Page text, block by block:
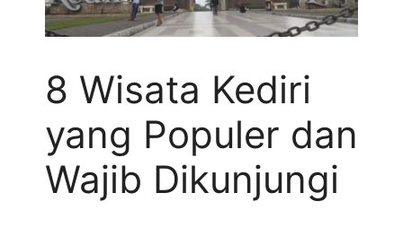
8 Wisata Kediri
yang Populer dan
Wajib Dikunjungi